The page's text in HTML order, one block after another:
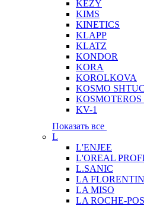
KEZY
KIMS
KINETICS
KLAPP
KLATZ
KONDOR
KORA
KOROLKOVA
KOSMO
KOSMOTEROS
KV-1
Показать все
L
L'ENJEE
L'OREAL
L.SANIC
LA
LA MISO
LA ROCHE-